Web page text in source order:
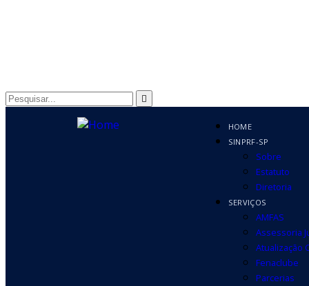
HOME
SINPRF-SP
Sobre
Estatuto
Diretoria
SERVIÇOS
AMFAS
Assessoria
Atualização
Fenaclube
Parcerias